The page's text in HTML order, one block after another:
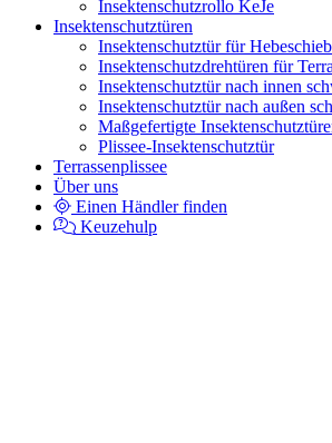
Insektenschutzrollo KeJe
Insektenschutztüren
Insektenschutztür für
Insektenschutzdrehtüren für
Insektenschutztür nach innen
Insektenschutztür nach außen
Maßgefertigte
Plissee-Insektenschutztür
Terrassenplissee
Über uns
Einen Händler finden
Keuzehulp